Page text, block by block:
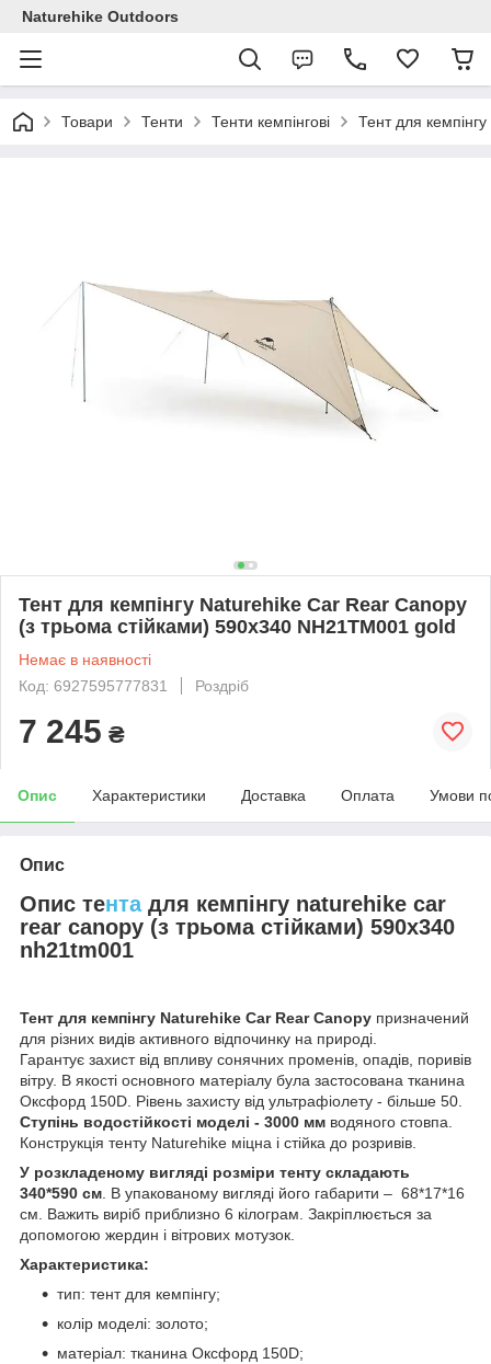
Naturehike Outdoors
Товари Тенти Тенти кемпінгові Тент для
Тент для кемпінгу Naturehike Car Rear Canopy
(з трьома стійками) 590х340 NH21TM001 gold
Немає в наявності
Код: 6927595777831
Роздріб
7 245 ₴
Опис Характеристики Доставка Оплата Умови
Опис
Опис тента для кемпінгу naturehike car
rear canopy (з трьома стійками) 590х340
nh21tm001
Тент для кемпінгу Naturehike Car Rear Canopy призначений
для різних видів активного відпочинку на природі.
Гарантує захист від впливу сонячних променів, опадів, поривів
вітру. В якості основного матеріалу була застосована тканина
Оксфорд 150D. Рівень захисту від ультрафіолету - більше 50.
Ступінь водостійкості моделі - 3000 мм водяного стовпа.
Конструкція тенту Naturehike міцна і стійка до розривів.
У розкладеному вигляді розміри тенту складають
340*590 см. В упакованому вигляді його габарити – 68*17*16
см. Важить виріб приблизно 6 кілограм. Закріплюється за
допомогою жердин і вітрових мотузок.
Характеристика:
тип: тент для кемпінгу;
колір моделі: золото;
матеріал: тканина Оксфорд 150D;